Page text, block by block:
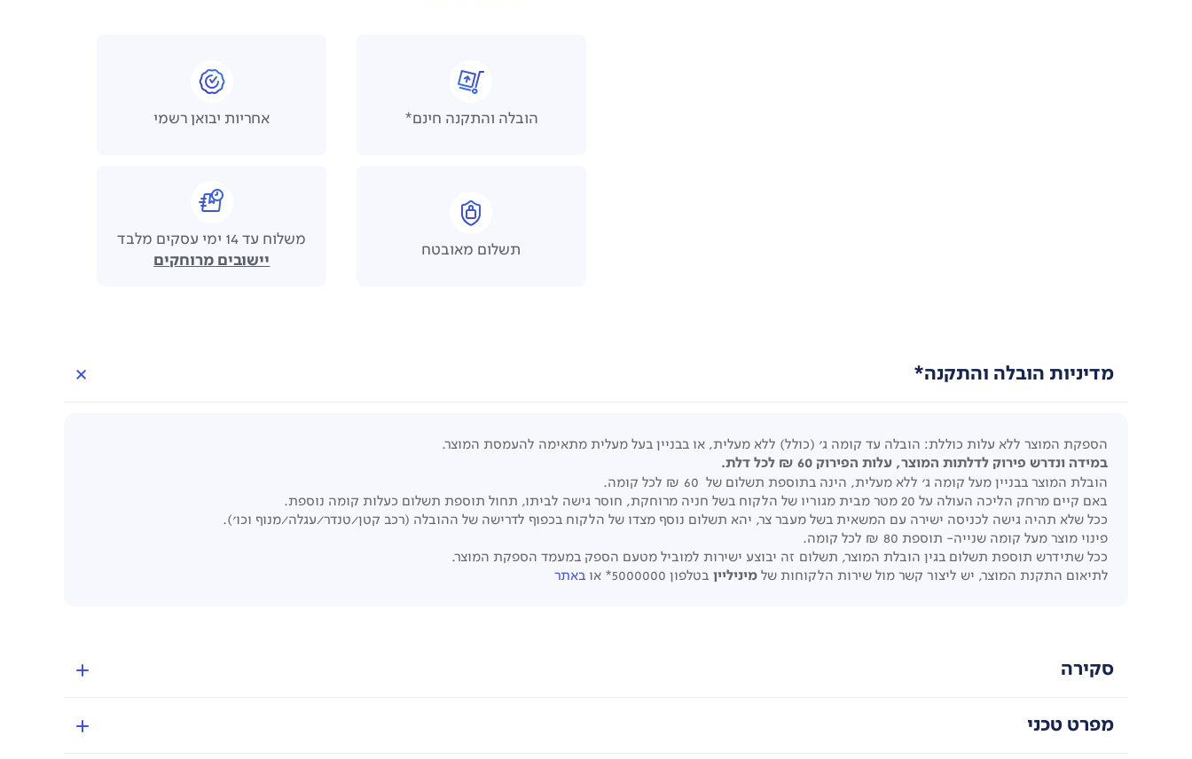
הובלה והתקנה חינם* אחריות יבואן רשמי
תשלום מאובטח
משלוח עד 14 ימי עסקים מלבד
יישובים מרוחקים
מדיניות הובלה והתקנה*
הספקת המוצר ללא עלות כוללת: הובלה עד קומה ג' (כולל) ללא מעלית, או בבניין בעל מעלית מתאימה להעמסת המוצר.
במידה ונדרש פירוק לדלתות המוצר, עלות הפירוק 60 ₪ לכל דלת.
הובלת המוצר בבניין מעל קומה ג' ללא מעלית, הינה בתוספת תשלום של 60 ₪ לכל קומה.
באם קיים מרחק הליכה העולה על 20 מטר מבית מגוריו של הלקוח בשל חניה מרוחקת, חוסר גישה לביתו, תחול תוספת תשלום כעלות קומה נוספת.
ככל שלא תהיה גישה לכניסה ישירה עם המשאית בשל מעבר צר, יהא תשלום נוסף מצדו של הלקוח בכפוף לדרישה של ההובלה (רכב קטן/טנדר/עגלה/מנוף וכו').
פינוי מוצר מעל קומה שנייה- תוספת 80 ₪ לכל קומה.
ככל שתידרש תוספת תשלום בגין הובלת המוצר, תשלום זה יבוצע ישירות למוביל מטעם הספק במעמד הספקת המוצר.
לתיאום התקנת המוצר, יש ליצור קשר מול שירות הלקוחות של מיניליין בטלפון 5000000* או באתר
סקירה
מפרט טכני